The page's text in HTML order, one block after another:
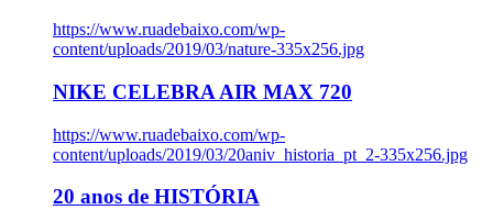
https://www.ruadebaixo.com/wp-
content/uploads/2019/03/nature-335x256.jpg
NIKE CELEBRA AIR MAX 720
https://www.ruadebaixo.com/wp-
content/uploads/2019/03/20aniv_historia_pt_2-335x256.jpg
20 anos de HISTÓRIA